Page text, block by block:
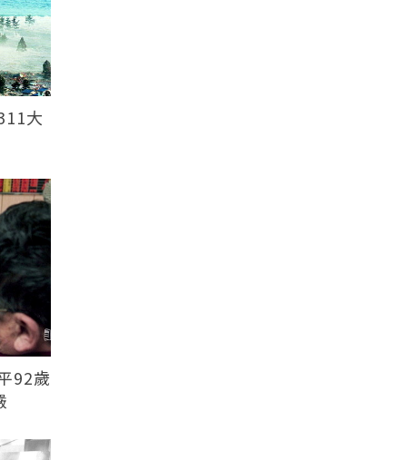
大
92歲